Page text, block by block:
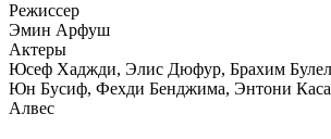
Режиссер
Эмин Арфуш
Актеры
Юсеф Хаджди, Элис Дюфур, Брахим
Юн Бусиф, Фехди Бенджима, Энтони
Алвес